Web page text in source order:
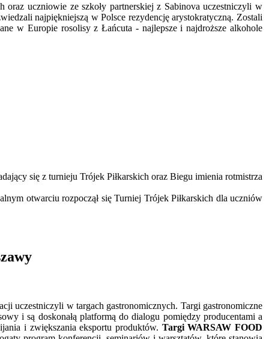
oraz uczniowie ze szkoły partnerskiej z Sabinova uczestniczyli w
najpiękniejszą w Polsce rezydencję arystokratyczną. Zostali
w Europie rosolisy z Łańcuta - najlepsze i najdroższe alkohole
się z turnieju Trójek Piłkarskich oraz Biegu imienia rotmistrza
otwarciu rozpoczął się Turniej Trójek Piłkarskich dla uczniów
uczestniczyli w targach gastronomicznych. Targi gastronomiczne
i są doskonałą platformą do dialogu pomiędzy producentami a
i zwiększania eksportu produktów. Targi WARSAW FOOD